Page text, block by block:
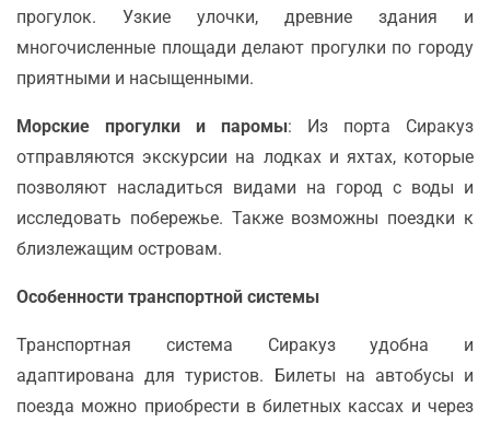
прогулок. Узкие улочки, древние здания и
многочисленные площади делают прогулки по городу
приятными и насыщенными.
Морские прогулки и паромы: Из порта Сиракуз
отправляются экскурсии на лодках и яхтах, которые
позволяют насладиться видами на город с воды и
исследовать побережье. Также возможны поездки к
близлежащим островам.
Особенности транспортной системы
Транспортная система Сиракуз удобна и
адаптирована для туристов. Билеты на автобусы и
поезда можно приобрести в билетных кассах и через